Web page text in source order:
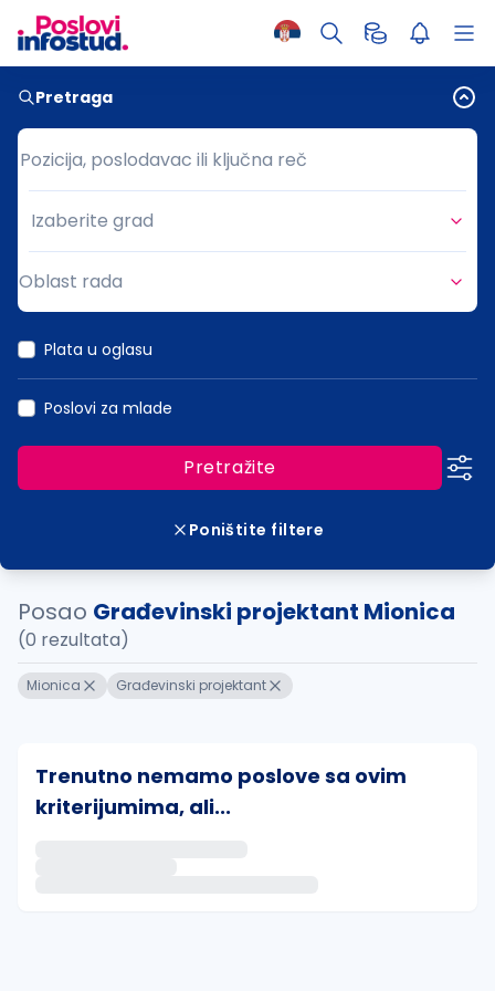
Pretraga
Pozicija, poslodavac ili ključna reč
Pozicija, poslodavac ili ključna reč
Grad
Izaberite grad
Oblast rada
Plata u oglasu
Poslovi za mlade
Pretražite
Poništite filtere
Posao Građevinski projektant Mionica
(0 rezultata)
Mionica Građevinski projektant
Trenutno nemamo poslove sa ovim
kriterijumima, ali...